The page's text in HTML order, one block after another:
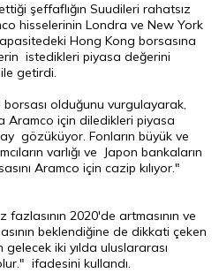
şeffaflığın Suudileri rahatsız
hisselerinin Londra ve New York
Hong Kong borsasına
istedikleri piyasa değerini
getirdi.
olduğunu vurgulayarak,
Aramco için diledikleri piyasa
gözüküyor. Fonların büyük ve
varlığı ve Japon bankaların
Aramco için cazip kılıyor."
2020'de artmasının ve
beklendiğine de dikkati çeken
iki yılda uluslararası
ifadesini kullandı.